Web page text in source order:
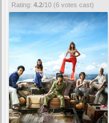
Rating: 4.2/10 (6 votes cast)